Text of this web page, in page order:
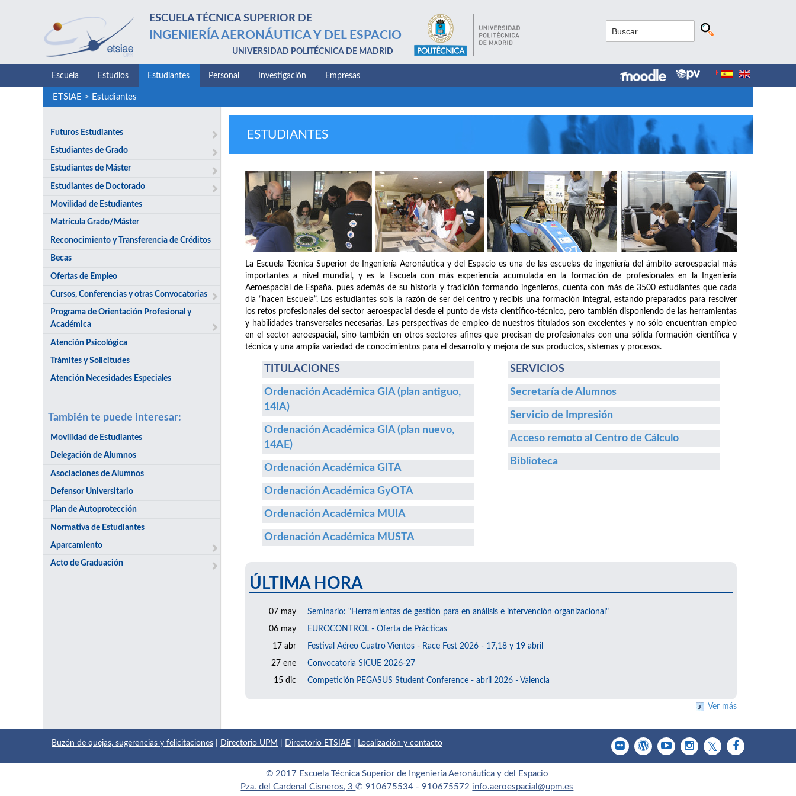
ESCUELA TÉCNICA SUPERIOR DE
INGENIERÍA AERONÁUTICA Y DEL ESPACIO
UNIVERSIDAD POLITÉCNICA DE MADRID
Escuela Estudios Estudiantes Personal Investigación Empresas
ETSIAE > Estudiantes
Futuros Estudiantes
Estudiantes de Grado
Estudiantes de Máster
Estudiantes de Doctorado
Movilidad de Estudiantes
Matrícula Grado/Máster
Reconocimiento y Transferencia de Créditos
Becas
Ofertas de Empleo
Cursos, Conferencias y otras Convocatorias
Programa de Orientación Profesional y
Académica
Atención Psicológica
Trámites y Solicitudes
Atención Necesidades Especiales
También te puede interesar:
Movilidad de Estudiantes
Delegación de Alumnos
Asociaciones de Alumnos
Defensor Universitario
Plan de Autoprotección
Normativa de Estudiantes
Aparcamiento
Acto de Graduación
ESTUDIANTES
La Escuela Técnica Superior de Ingeniería Aeronáutica y del Espacio es una de las escuelas de ingeniería del ámbito aeroespacial más
importantes a nivel mundial, y es la Escuela con más experiencia acumulada en la formación de profesionales en la Ingeniería
Aeroespacial de España. pues además de su historia y tradición formando ingenieros, cuenta con más de 3500 estudiantes que cada
día “hacen Escuela”. Los estudiantes sois la razón de ser del centro y recibís una formación integral, estando preparados para resolver
los retos profesionales del sector aeroespacial desde el punto de vista científico-técnico, pero también disponiendo de las herramientas
y habilidades transversales necesarias. Las perspectivas de empleo de nuestros titulados son excelentes y no sólo encuentran empleo
en el sector aeroespacial, sino también en otros sectores afines que precisan de profesionales con una sólida formación científica y
técnica y una amplia variedad de conocimientos para el desarrollo y mejora de sus productos, sistemas y procesos.
TITULACIONES
Ordenación Académica GIA (plan antiguo,
14IA)
Ordenación Académica GIA (plan nuevo,
14AE)
Ordenación Académica GITA
Ordenación Académica GyOTA
Ordenación Académica MUIA
Ordenación Académica MUSTA
SERVICIOS
Secretaría de Alumnos
Servicio de Impresión
Acceso remoto al Centro de Cálculo
Biblioteca
ÚLTIMA HORA
07 may Seminario: "Herramientas de gestión para en análisis e intervención organizacional"
06 may EUROCONTROL - Oferta de Prácticas
17 abr Festival Aéreo Cuatro Vientos - Race Fest 2026 - 17,18 y 19 abril
27 ene Convocatoria SICUE 2026-27
15 dic Competición PEGASUS Student Conference - abril 2026 - Valencia
Ver más
Buzón de quejas, sugerencias y felicitaciones Directorio UPM Directorio ETSIAE Localización y contacto
© 2017 Escuela Técnica Superior de Ingeniería Aeronáutica y del Espacio
Pza. del Cardenal Cisneros, 3✆ 910675534 - 910675572 info.aeroespacial@upm.es